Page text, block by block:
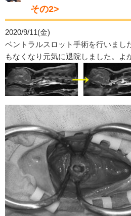
その2>
2020/9/11(金)
ベントラルスロット手術を行いまし
もなくなり元気に退院しました。よ